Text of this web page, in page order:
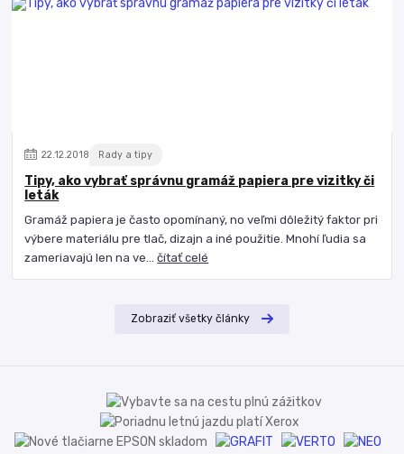
22.12.2018 Rady a tipy
Tipy, ako vybrať správnu gramáž papiera pre vizitky či
leták
Gramáž papiera je často opomínaný, no veľmi dôležitý faktor pri
výbere materiálu pre tlač, dizajn a iné použitie. Mnohí ľudia sa
zameriavajú len na ve...čítať celé
Zobraziť všetky články